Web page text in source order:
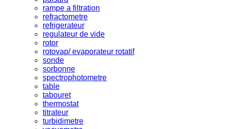
rampe a filtration
refractometre
refrigerateur
regulateur de vide
rotor
rotovap/ evaporateur rotatif
sonde
sorbonne
spectrophotometre
table
tabouret
thermostat
titrateur
turbidimetre